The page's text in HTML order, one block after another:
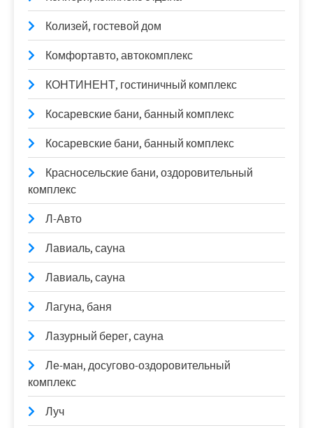
Колизей, гостевой дом
Комфортавто, автокомплекс
КОНТИНЕНТ, гостиничный комплекс
Косаревские бани, банный комплекс
Косаревские бани, банный комплекс
Красносельские бани, оздоровительный
комплекс
Л-Авто
Лавиаль, сауна
Лавиаль, сауна
Лагуна, баня
Лазурный берег, сауна
Ле-ман, досугово-оздоровительный
комплекс
Луч